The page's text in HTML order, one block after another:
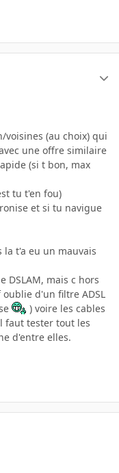
(au choix) qui
une offre similaire
(si t bon, max
tu t'en fou)
et si tu navigue
la t'a eu un mauvais
DSLAM, mais c hors
d'un filtre ADSL
) voire les cables
faut tester tout les
d'entre elles.